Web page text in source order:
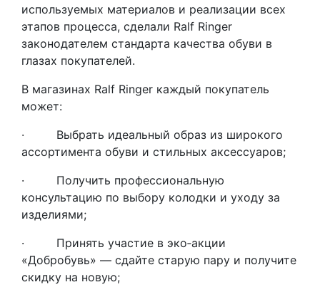
используемых материалов и реализации всех
этапов процесса, сделали Ralf Ringer
законодателем стандарта качества обуви в
глазах покупателей.
В магазинах Ralf Ringer каждый покупатель
может:
· Выбрать идеальный образ из широкого
ассортимента обуви и стильных аксессуаров;
· Получить профессиональную
консультацию по выбору колодки и уходу за
изделиями;
· Принять участие в эко‑акции
«Добробувь» — сдайте старую пару и получите
скидку на новую;